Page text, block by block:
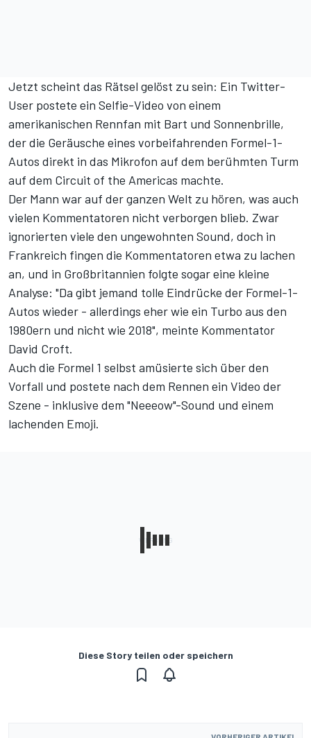
Jetzt scheint das Rätsel gelöst zu sein: Ein Twitter-
User postete ein Selfie-Video von einem
amerikanischen Rennfan mit Bart und Sonnenbrille,
der die Geräusche eines vorbeifahrenden Formel-1-
Autos direkt in das Mikrofon auf dem berühmten Turm
auf dem Circuit of the Americas machte.
Der Mann war auf der ganzen Welt zu hören, was auch
vielen Kommentatoren nicht verborgen blieb. Zwar
ignorierten viele den ungewohnten Sound, doch in
Frankreich fingen die Kommentatoren etwa zu lachen
an, und in Großbritannien folgte sogar eine kleine
Analyse: "Da gibt jemand tolle Eindrücke der Formel-1-
Autos wieder - allerdings eher wie ein Turbo aus den
1980ern und nicht wie 2018", meinte Kommentator
David Croft.
Auch die Formel 1 selbst amüsierte sich über den
Vorfall und postete nach dem Rennen ein Video der
Szene - inklusive dem "Neeeow"-Sound und einem
lachenden Emoji.
Diese Story teilen oder speichern